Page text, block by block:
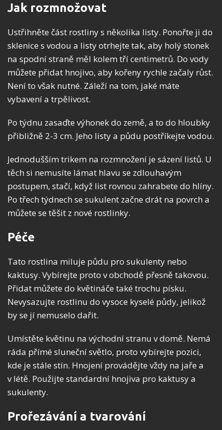
Jak rozmnožovat
Ustřihněte část rostliny s několika listy. Ponořte ji do
sklenice s vodou a listy otrhejte tak, aby holý stonek
na spodní straně měl kolem tří centimetrů. Do vody
můžete přidat hnojivo, aby kořeny rychle začaly růst.
Není to však nutné. Záleží na tom, jaké máte
vybavení a trpělivost.
Po týdnu zasaďte výhonek do země, a to do hloubky
přibližně 2-3 cm. Jeho listy a půdu postříkejte vodou.
Jednodušším trikem na rozmnožení je sázení listů. U
těch si nemusíte lámat hlavu se zdlouhavým
postupem, stačí, když list rovnou zahrabete do hlíny.
Po třech týdnech se sukulent začne drát na povrch a
můžete se těšit z nové rostlinky.
Péče
Tato rostlina miluje půdu pro sukulenty nebo
kaktusy. Vybírejte proto v obchodě přesně takovou.
Přidat můžete do květináče také trochu písku.
Nevysazujte rostlinu do vysoce kyselé půdy, jelikož
by se jí nemuselo dařit.
Umístěte květinu na východní stranu v domě. Nemá
ráda přímé sluneční světlo, proto vybírejte pozici,
kde je stále stín. Hnojení provádějte vždy na jaře a
v létě. Použijte standardní hnojiva pro kaktusy a
sukulenty.
Prořezávání a tvarování